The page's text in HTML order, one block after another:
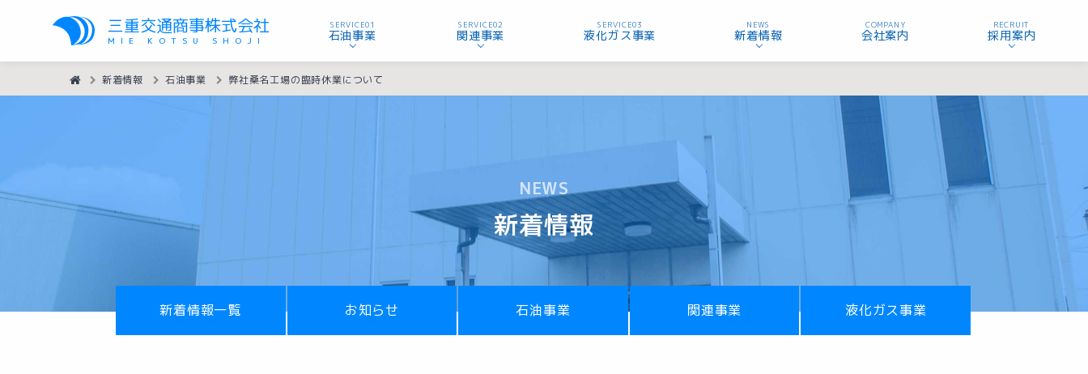
HOME新着情報 石油事業 弊社桑名工場の臨時休業について
NEWS
新着情報
三重交通商事株式会社
MIE KOTSU SHOJI
SERVICE01
石油事業
SERVICE02
関連事業
SERVICE03
液化ガス事業
NEWS
新着情報
COMPANY
会社案内
RECRUIT
採用案内
新着情報一覧 お知らせ 石油事業 関連事業 液化ガス事業